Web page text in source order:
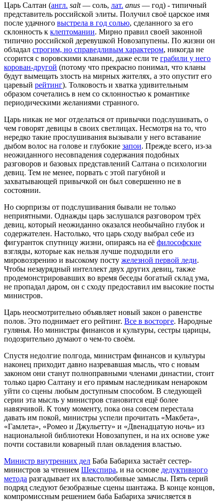
Царь Салтан (англ. salt— соль, лат. anus — год) - типичный
представитель российской элиты. Получил своё царское имя
после удачного выстрела в год солью, сделанного за его
склонность к клептомании. Мирно правил своей законной
типично российской деревушкой Новозапупены. По жизни он
обладал строгим, но справедливым характером, никогда не
ссорится с воровскими кланами, даже если те грабили у него
корован-другой (потому что прекрасно понимал, что кланы
будут вымещать злость на мирных жителях, а это опустит его
царевый рейтинг). Толковость и хватка удивительным
образом сочетались в нем со склонностью к романтике
периодическими желаниями странного.
Царь никак не мог отделаться от привычки подслушивать, о
чем говорят девицы в своих светлицах. Несмотря на то, что
нередко такие прослушивания вызывали у него вставание
дыбом волос на голове и глубокие запои. Прежде всего, из-за
неожиданного несовпадения содержания подобных
разговоров и базовых представлений Салтана о психологии
девиц. Тем не менее, порвать с этой пагубной и
захватывающей привычкой он был совершенно не в
состоянии.
Но сюрпризы от подслушивания бывали не только
неприятными. Однажды царь заслушался разговором трёх
девиц, который неожиданно оказался необычайно глубок и
содержателен. Настолько, что царь сходу выбрал себе из
фигуранток спутницу жизни, опираясь на её философские
взгляды, которые как нельзя лучше подходили его
мировоззрению и высокому посту железной первой леди.
Чтобы незаурядный интеллект двух других девиц, также
продемонстрировавших во время беседы богатый склад ума,
не пропадал даром, он с сходу предоставил им высокие посты
министров.
Царь неосмотрительно объявляет новый закон о равенстве
полов. Это поднимает его рейтинг. Все в восторге. Народные
гулянья. Но министры финансов и культуры, сестры царицы,
подозрительно думают о чем-то своём.
Спустя недолгие полгода, министрам финансов и культуры
наконец приходит давно назревавшая мысль, что с новым
законом они станут полноправными членами династии, стоит
только царю Салтану и его прямым наследникам ненароком
уйти со сцены любым доступным способом. В следующей
серии эта мысль у министров становится ещё более
навязчивой. К тому моменту, пока она совсем перестала
давать им покой, министры успели прочитать «Макбета»,
«Гамлета», «Ромео и Джульетту» и «Двенадцатую ночь» из
национальной библиотеки Новозапупен, и на их основе уже
почти составили коварный план овладения властью.
Министр внутренних дел Баба Бабариха застаёт сестер-
министров за чтением Шекспира, и на основе дедуктивного
метода разгадывает их властолюбивые замыслы. Пять серий
подряд следуют безобразные сцены шантажа. В конце концов,
компромиссным решением баба Бабариха зачисляется в